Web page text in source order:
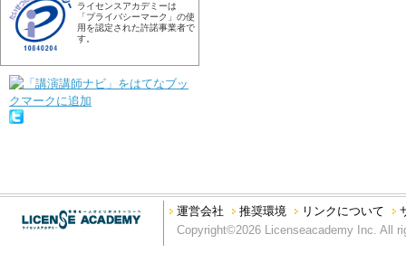
ライセンスアカデミーは
「プライバシーマーク」の使
用を認定された許諾事業者で
す。
運営会社 推奨環境 リンクについて
Copyright©2026 Licenseacademy Inc. All